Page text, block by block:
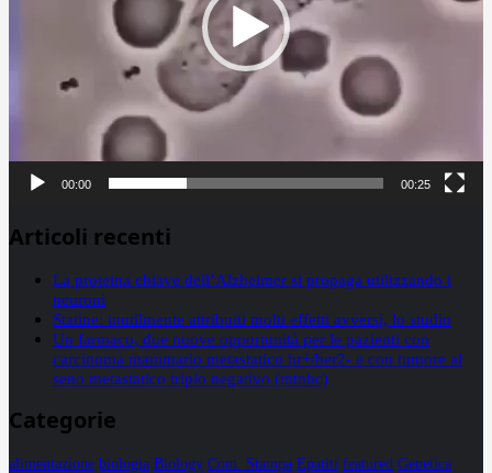
00:00 00:25
Articoli recenti
La proteina chiave dell’Alzheimer si propaga utilizzando i
neuroni
Statine: inutilmente attribuiti molti effetti avversi, lo studio
Un farmaco, due nuove opportunità per le pazienti con
carcinoma mammario metastatico hr+/her2- e con tumore al
seno metastatico triplo negativo (mtnbc)
Categorie
alimentazione biologia Biology Com. Stampa Epatiti featured Genetica